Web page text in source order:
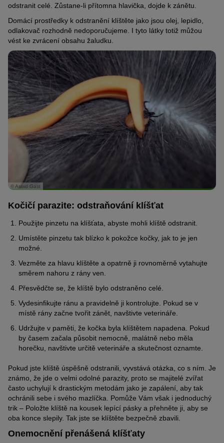
odstranit celé. Zůstane-li přítomna hlavička, dojde k zánětu.
Domácí prostředky k odstranění klíštěte jako jsou olej, lepidlo,
odlakovač rozhodně nedoporučujeme. I tyto látky totiž můžou
vést ke zvrácení obsahu žaludku.
© Astrid Gast
Kočičí parazite: odstraňování klíšťat
Použijte pinzetu na klíšťata, abyste mohli klíště odstranit.
Umístěte pinzetu tak blízko k pokožce kočky, jak to je jen
možné.
Vezměte za hlavu klíštěte a opatrně ji rovnoměrně vytahujte
směrem nahoru z rány ven.
Přesvědčte se, že klíště bylo odstraněno celé.
Vydesinfikujte ránu a pravidelně ji kontrolujte. Pokud se v
místě rány začne tvořit zánět, navštivte veterináře.
Udržujte v paměti, že kočka byla klíštětem napadena. Pokud
by časem začala působit nemocně, malátně nebo měla
horečku, navštivte určitě veterináře a skutečnost oznamte.
Pokud jste klíště úspěšně odstranili, vyvstává otázka, co s ním. Je
známo, že jde o velmi odolné parazity, proto se majitelé zvířat
často uchylují k drastickým metodám jako je zapálení, aby tak
ochránili sebe i svého mazlíčka. Pomůže Vám však i jednoduchý
trik – Položte klíště na kousek lepící pásky a přehněte ji, aby se
oba konce slepily. Tak jste se klíštěte bezpečně zbavili.
Onemocnění přenášená klíšťaty